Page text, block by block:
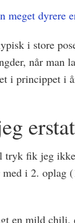
dyrere
i store
når man
i princippet i
tryk fik jeg
i 2. oplag
en mild